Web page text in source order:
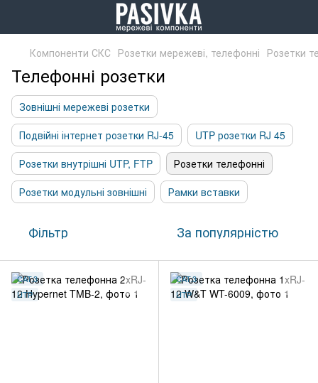
Компоненти СКС Розетки мережеві, телефонні Розетки
Телефонні розетки
Зовнішні мережеві розетки
Подвійні інтернет розетки RJ-45
UTP розетки RJ 45
Розетки внутрішні UTP, FTP
Розетки телефонні
Розетки модульні зовнішні
Рамки вставки
Фільтр За популярністю
CAT.3
UTP
CAT.3
UTP